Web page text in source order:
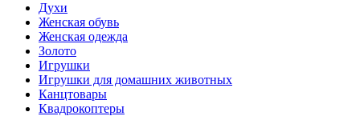
Духи
Женская обувь
Женская одежда
Золото
Игрушки
Игрушки для домашних животных
Канцтовары
Квадрокоптеры